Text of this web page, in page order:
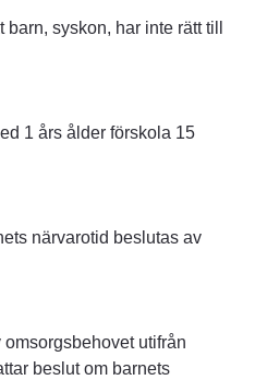
syskon, har inte rätt till
1 års ålder förskola 15
närvarotid beslutas av
utifrån
beslut om barnets